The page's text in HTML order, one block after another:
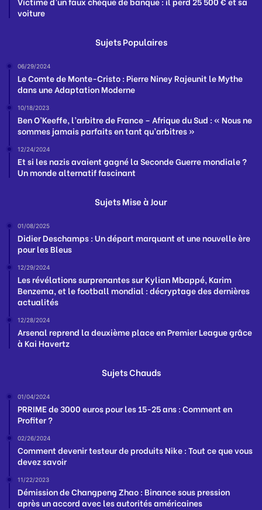
voiture
Sujets Populaires
06/29/2024
Le Comte de Monte-Cristo : Pierre Niney Rajeunit le Mythe
dans une Adaptation Moderne
10/18/2023
Ben O’Keeffe, l’arbitre de France – Afrique du Sud : « Nous ne
sommes jamais parfaits en tant qu’arbitres »
12/24/2024
Et si les nazis avaient gagné la Seconde Guerre mondiale ?
Un monde alternatif fascinant
Sujets Mise à Jour
01/08/2025
Didier Deschamps : Un départ marquant et une nouvelle ère
pour les Bleus
12/29/2024
Les révélations surprenantes sur Kylian Mbappé, Karim
Benzema, et le football mondial : décryptage des dernières
actualités
12/28/2024
Arsenal reprend la deuxième place en Premier League grâce
à Kai Havertz
Sujets Chauds
01/04/2024
PRRIME de 3000 euros pour les 15-25 ans : Comment en
Profiter ?
02/26/2024
Comment devenir testeur de produits Nike : Tout ce que vous
devez savoir
11/22/2023
Démission de Changpeng Zhao : Binance sous pression
après un accord avec les autorités américaines